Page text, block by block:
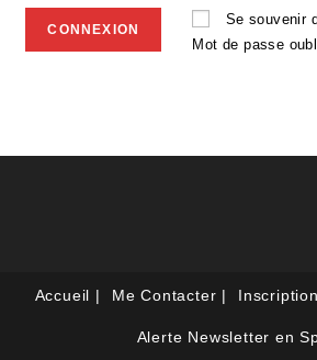
Se souvenir
Mot de passe
Accueil Me Contacter
Alerte Newsletter en